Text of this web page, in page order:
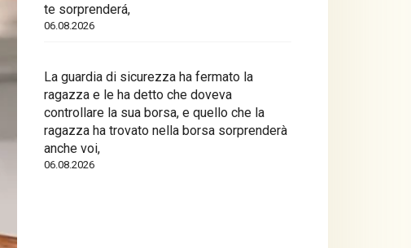
te sorprenderá,
06.08.2026
La guardia di sicurezza ha fermato la
ragazza e le ha detto che doveva
controllare la sua borsa, e quello che la
ragazza ha trovato nella borsa sorprenderà
anche voi,
06.08.2026